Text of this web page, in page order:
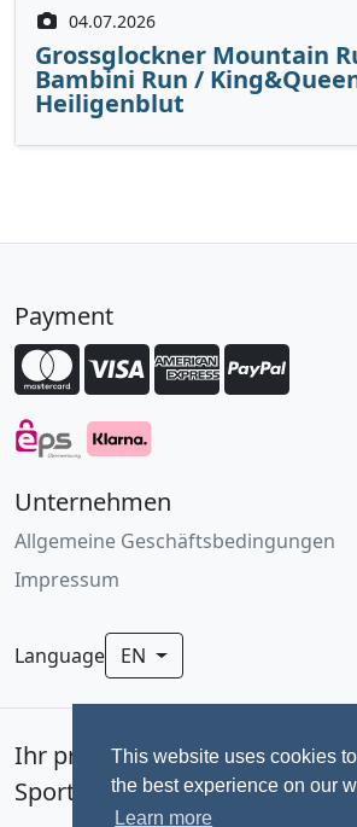
This website uses cookies
the best experience on our
Learn more
04.07.2026
Grossglockner Mountain
Bambini Run /
Heiligenblut
Payment
Unternehmen
Allgemeine Geschäftsbedingungen
Impressum
Language EN
Ihr professionelles
Sportevents seit 1992.